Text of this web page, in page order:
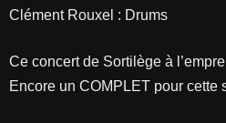
Clément Rouxel : Drums
Ce concert de Sortilège à
Encore un COMPLET pour cette